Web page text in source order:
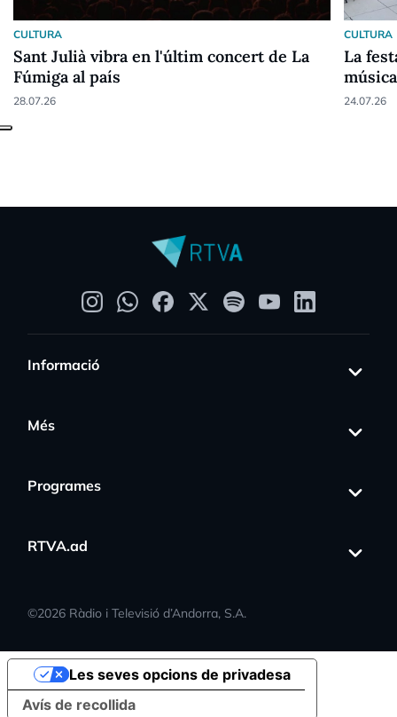
CULTURA
Sant Julià vibra en l'últim concert de La
Fúmiga al país
28.07.26
CULTURA
La
24.07.26
Informació
Més
Programes
RTVA.ad
©2026 Ràdio i Televisió d’Andorra, S.A.
Avís de recollida
Les seves opcions de privadesa